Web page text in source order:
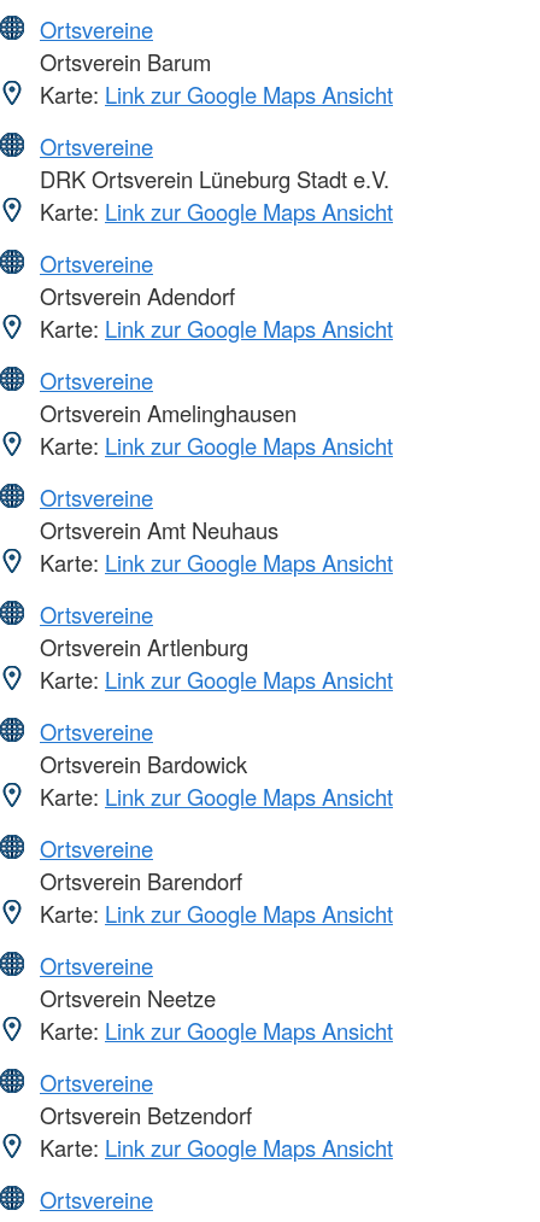
Ortsvereine
Ortsverein Barum
Karte: Link zur Google Maps Ansicht
Ortsvereine
DRK Ortsverein Lüneburg Stadt e.V.
Karte: Link zur Google Maps Ansicht
Ortsvereine
Ortsverein Adendorf
Karte: Link zur Google Maps Ansicht
Ortsvereine
Ortsverein Amelinghausen
Karte: Link zur Google Maps Ansicht
Ortsvereine
Ortsverein Amt Neuhaus
Karte: Link zur Google Maps Ansicht
Ortsvereine
Ortsverein Artlenburg
Karte: Link zur Google Maps Ansicht
Ortsvereine
Ortsverein Bardowick
Karte: Link zur Google Maps Ansicht
Ortsvereine
Ortsverein Barendorf
Karte: Link zur Google Maps Ansicht
Ortsvereine
Ortsverein Neetze
Karte: Link zur Google Maps Ansicht
Ortsvereine
Ortsverein Betzendorf
Karte: Link zur Google Maps Ansicht
Ortsvereine